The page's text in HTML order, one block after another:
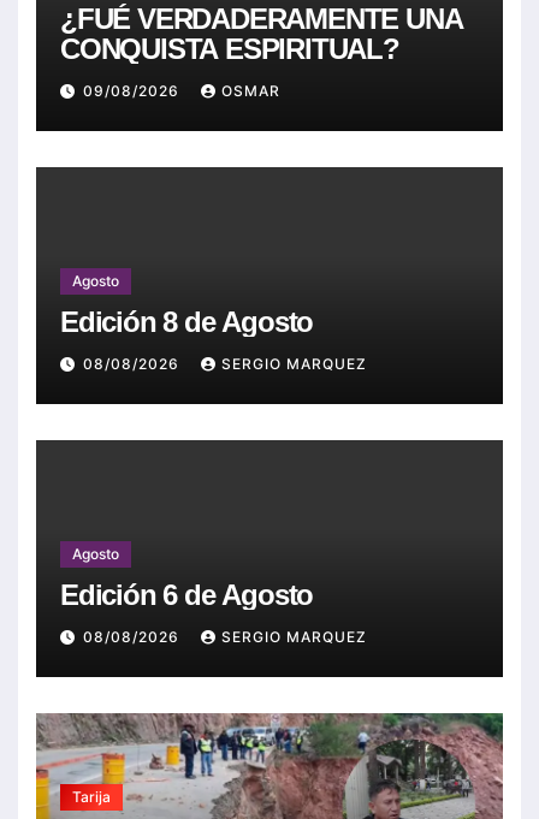
¿FUÉ VERDADERAMENTE UNA
CONQUISTA ESPIRITUAL?
09/08/2026 OSMAR
Agosto
Edición 8 de Agosto
08/08/2026 SERGIO MARQUEZ
Agosto
Edición 6 de Agosto
08/08/2026 SERGIO MARQUEZ
Tarija